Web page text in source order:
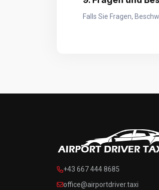
Falls Sie Fragen,
+43 667 444 8685
office@airportdriver.taxi